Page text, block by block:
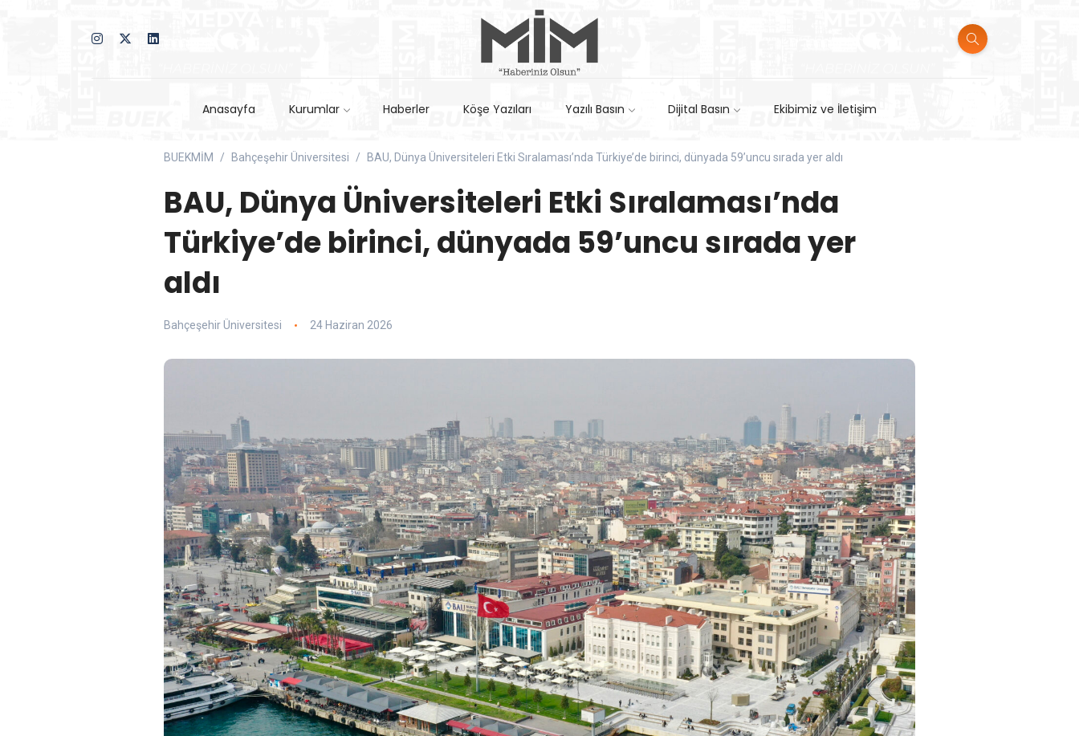
Anasayfa Kurumlar Haberler Köşe Yazıları Yazılı Basın Dijital Basın Ekibimiz ve İletişim
BUEKMİM Bahçeşehir Üniversitesi BAU, Dünya Üniversiteleri Etki Sıralaması’nda Türkiye’de birinci, dünyada 59’uncu sırada yer aldı
BAU, Dünya Üniversiteleri Etki Sıralaması’nda
Türkiye’de birinci, dünyada 59’uncu sırada yer
aldı
Bahçeşehir Üniversitesi 24 Haziran 2026